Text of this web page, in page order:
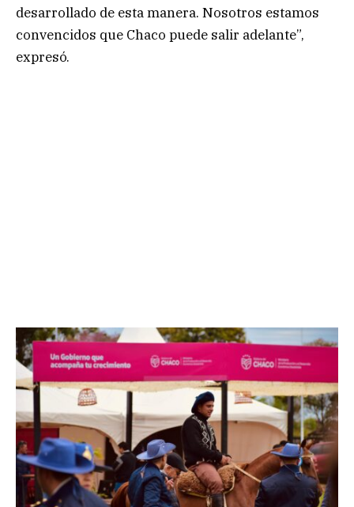
desarrollado de esta manera. Nosotros estamos
convencidos que Chaco puede salir adelante”,
expresó.